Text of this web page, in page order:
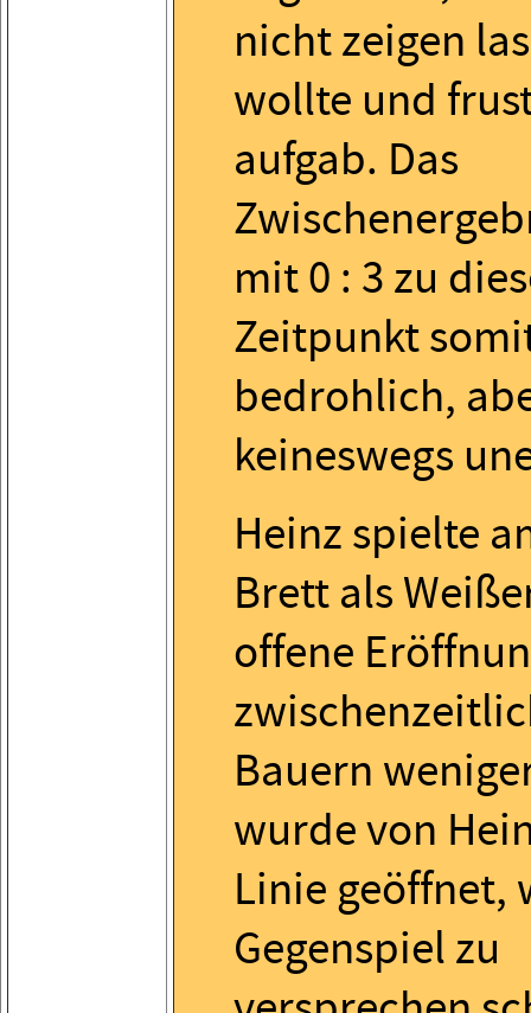
nicht zeigen
wollte und
aufgab. Das
mit 0 : 3 zu
Zeitpunkt
bedrohlich,
keineswegs
Heinz spielte
Brett als
offene
Bauern
wurde von
Linie geöffnet,
Gegenspiel zu